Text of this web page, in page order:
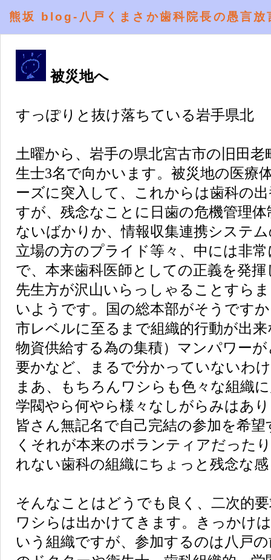
熊坂 blog-八戸くまさか歯科院長の愚言
被災地へ
すっぽりと抜け落ちている岩手県北
土曜から、岩手の県北宮古市の旧田
生士3名で向かいます。被災地の医療
ーズに突入して、これからは歯科の
すが、残念なことに日歯の危機管理
ないばかりか、情報収集連携システ
立場の方のプライド等々、中には非
で、本来歯科医師としての正義を発
先生方が沢山いらっしゃることすら
いようです。国の総本部がそうです
市レベルに至るまで組織的行動が出
物資供給する為の集積）マンパワー
要かなど、まるで分かっていないわ
まあ、もちろんワシらも色々な組織
学閥やら何やら様々なしがらみはあ
皆さん無記名で自己完結の参加を希
くそれが本来のボランティアだった
れない歯科の組織にちょっと残念な
そんなことはどうでも良く、二次的
ワシらは出かけてきます。きっかけ
いう組織ですが、参加するのは八戸